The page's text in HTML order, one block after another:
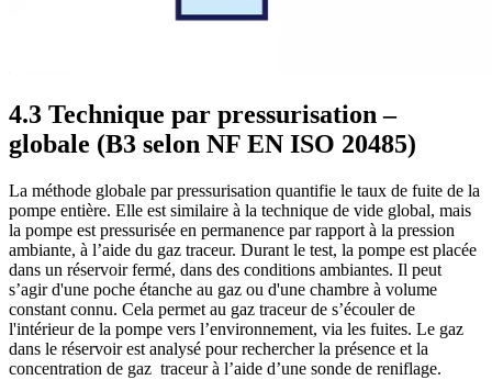
4.3 Technique par pressurisation –
globale (B3 selon NF EN ISO 20485)
La méthode globale par pressurisation quantifie le taux de fuite de la
pompe entière. Elle est similaire à la technique de vide global, mais
la pompe est pressurisée en permanence par rapport à la pression
ambiante, à l’aide du gaz traceur. Durant le test, la pompe est placée
dans un réservoir fermé, dans des conditions ambiantes. Il peut
s’agir d'une poche étanche au gaz ou d'une chambre à volume
constant connu. Cela permet au gaz traceur de s’écouler de
l'intérieur de la pompe vers l’environnement, via les fuites. Le gaz
dans le réservoir est analysé pour rechercher la présence et la
concentration de gaz traceur à l’aide d’une sonde de reniflage.